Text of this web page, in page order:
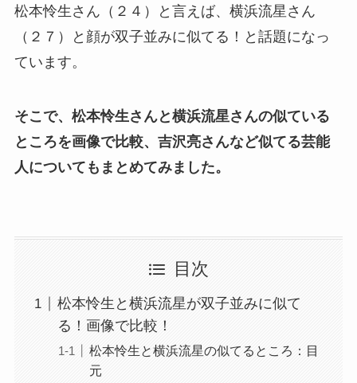
松本怜生さん（２４）と言えば、横浜流星さん
（２７）と顔が双子並みに似てる！と話題になっ
ています。
そこで、松本怜生さんと横浜流星さんの似ている
ところを画像で比較、吉沢亮さんなど似てる芸能
人についてもまとめてみました。
目次
松本怜生と横浜流星が双子並みに似て
る！画像で比較！
松本怜生と横浜流星の似てるところ：目
元